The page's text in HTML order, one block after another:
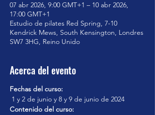
07 abr 2026, 9:00 GMT+1 – 10 abr 2026,
17:00 GMT+1
Estudio de pilates Red Spring, 7-10
Kendrick Mews, South Kensington, Londres
SW7 3HG, Reino Unido
Acerca del evento
Fechas del curso:
1 y 2 de junio y 8 y 9 de junio de 2024
Contenido del curso: